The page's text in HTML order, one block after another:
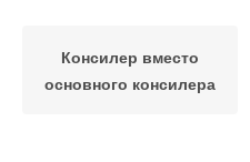
Консилер вместо
основного консилера